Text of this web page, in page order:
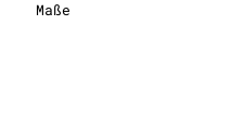
Maße